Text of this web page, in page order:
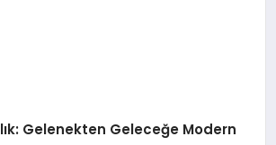
Gelenekten Geleceğe Modern